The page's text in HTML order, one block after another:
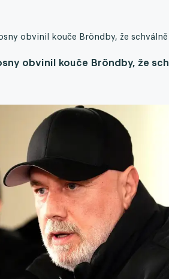
obvinil kouče Bröndby, že
obvinil kouče Bröndby, že